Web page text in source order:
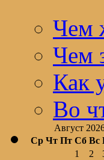
Чем
Чем
Как
Во
Август
Ср Чт Пт Сб Вс
1 2